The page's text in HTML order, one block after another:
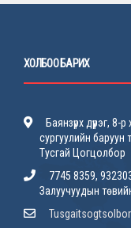
ХОЛБОО БАРИХ
Баянзүрх дүүрэг,
сургуулийн баруун
Тусгай Цогцолбор
7745 8359,
Залуучуудын